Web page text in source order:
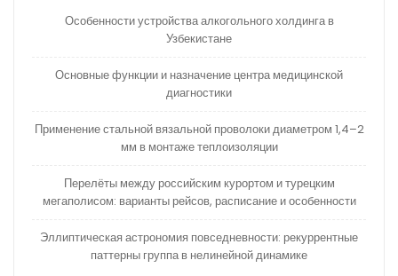
Особенности устройства алкогольного холдинга в
Узбекистане
Основные функции и назначение центра медицинской
диагностики
Применение стальной вязальной проволоки диаметром 1,4–2
мм в монтаже теплоизоляции
Перелёты между российским курортом и турецким
мегаполисом: варианты рейсов, расписание и особенности
Эллиптическая астрономия повседневности: рекуррентные
паттерны группа в нелинейной динамике